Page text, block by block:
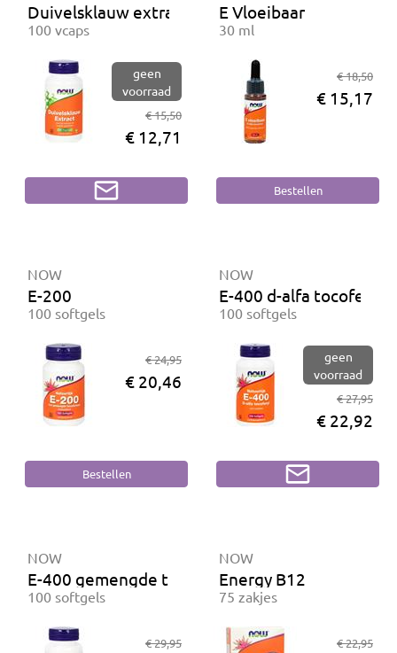
Duivelsklauw extract
100 vcaps
geen
voorraad
€ 15,50
€ 12,71
E Vloeibaar
30 ml
€ 18,50
€ 15,17
NOW
E-200
100 softgels
€ 24,95
€ 20,46
NOW
E-400 d-alfa tocoferyl
100 softgels
geen
voorraad
€ 27,95
€ 22,92
NOW
E-400 gemengde tocoferolen
100 softgels
€ 29,95
NOW
Energy B12
75 zakjes
€ 22,95